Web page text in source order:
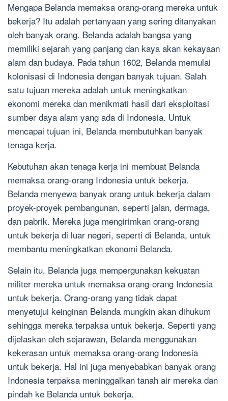
Mengapa Belanda memaksa orang-orang mereka untuk
bekerja? Itu adalah pertanyaan yang sering ditanyakan
oleh banyak orang. Belanda adalah bangsa yang
memiliki sejarah yang panjang dan kaya akan kekayaan
alam dan budaya. Pada tahun 1602, Belanda memulai
kolonisasi di Indonesia dengan banyak tujuan. Salah
satu tujuan mereka adalah untuk meningkatkan
ekonomi mereka dan menikmati hasil dari eksploitasi
sumber daya alam yang ada di Indonesia. Untuk
mencapai tujuan ini, Belanda membutuhkan banyak
tenaga kerja.
Kebutuhan akan tenaga kerja ini membuat Belanda
memaksa orang-orang Indonesia untuk bekerja.
Belanda menyewa banyak orang untuk bekerja dalam
proyek-proyek pembangunan, seperti jalan, dermaga,
dan pabrik. Mereka juga mengirimkan orang-orang
untuk bekerja di luar negeri, seperti di Belanda, untuk
membantu meningkatkan ekonomi Belanda.
Selain itu, Belanda juga mempergunakan kekuatan
militer mereka untuk memaksa orang-orang Indonesia
untuk bekerja. Orang-orang yang tidak dapat
menyetujui keinginan Belanda mungkin akan dihukum
sehingga mereka terpaksa untuk bekerja. Seperti yang
dijelaskan oleh sejarawan, Belanda menggunakan
kekerasan untuk memaksa orang-orang Indonesia
untuk bekerja. Hal ini juga menyebabkan banyak orang
Indonesia terpaksa meninggalkan tanah air mereka dan
pindah ke Belanda untuk bekerja.